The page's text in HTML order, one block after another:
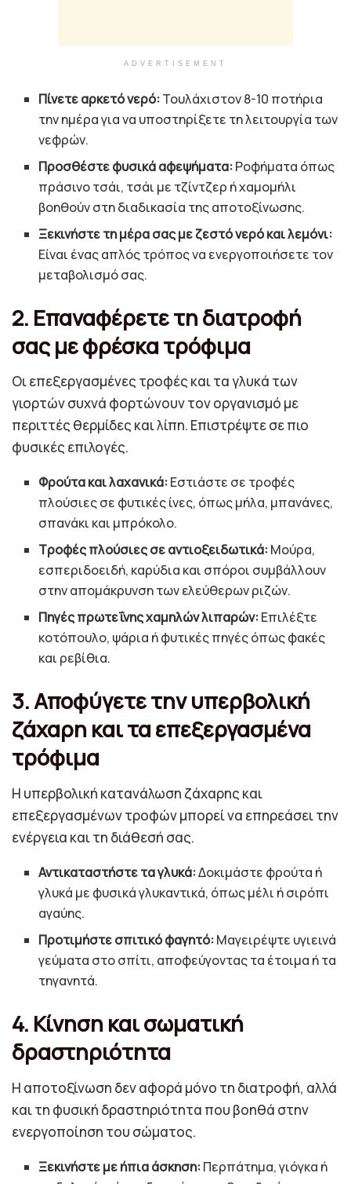
ADVERTISEMENT
Πίνετε αρκετό νερό:Τουλάχιστον 8-10 ποτήρια
την ημέρα για να υποστηρίξετε τη λειτουργία των
νεφρών.
Προσθέστε φυσικά αφεψήματα:Ροφήματα όπως
πράσινο τσάι, τσάι με τζίντζερ ή χαμομήλι
βοηθούν στη διαδικασία της αποτοξίνωσης.
Ξεκινήστε τη μέρα σας με ζεστό νερό και λεμόνι:
Είναι ένας απλός τρόπος να ενεργοποιήσετε τον
μεταβολισμό σας.
2. Επαναφέρετε τη διατροφή
σας με φρέσκα τρόφιμα
Οι επεξεργασμένες τροφές και τα γλυκά των
γιορτών συχνά φορτώνουν τον οργανισμό με
περιττές θερμίδες και λίπη. Επιστρέψτε σε πιο
φυσικές επιλογές.
Φρούτα και λαχανικά:Εστιάστε σε τροφές
πλούσιες σε φυτικές ίνες, όπως μήλα, μπανάνες,
σπανάκι και μπρόκολο.
Τροφές πλούσιες σε αντιοξειδωτικά:Μούρα,
εσπεριδοειδή, καρύδια και σπόροι συμβάλλουν
στην απομάκρυνση των ελεύθερων ριζών.
Πηγές πρωτεΐνης χαμηλών λιπαρών:Επιλέξτε
κοτόπουλο, ψάρια ή φυτικές πηγές όπως φακές
και ρεβίθια.
3. Αποφύγετε την υπερβολική
ζάχαρη και τα επεξεργασμένα
τρόφιμα
Η υπερβολική κατανάλωση ζάχαρης και
επεξεργασμένων τροφών μπορεί να επηρεάσει την
ενέργεια και τη διάθεσή σας.
Αντικαταστήστε τα γλυκά:Δοκιμάστε φρούτα ή
γλυκά με φυσικά γλυκαντικά, όπως μέλι ή σιρόπι
αγαύης.
Προτιμήστε σπιτικό φαγητό:Μαγειρέψτε υγιεινά
γεύματα στο σπίτι, αποφεύγοντας τα έτοιμα ή τα
τηγανητά.
4. Κίνηση και σωματική
δραστηριότητα
Η αποτοξίνωση δεν αφορά μόνο τη διατροφή, αλλά
και τη φυσική δραστηριότητα που βοηθά στην
ενεργοποίηση του σώματος.
Ξεκινήστε με ήπια άσκηση:Περπάτημα, γιόγκα ή